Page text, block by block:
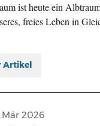
ist heute ein
freies Leben in
Artikel
2026